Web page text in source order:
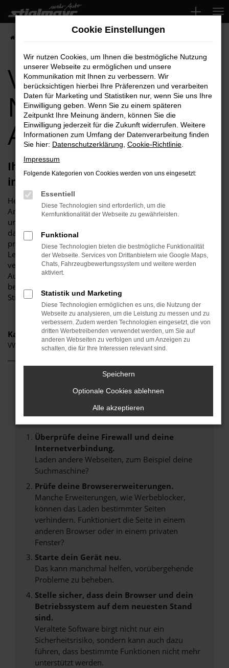
Zum
Hauptinhalt
springen
VW ID.3 für
Nürnberg Top-
Angebote
Ihren VW ID.3 für Nürnberg erhalten Sie
im Autohaus Stiglmayr
Herzlich willkommen bei Autohaus Stiglmayr – Ihre erste
Anlaufstelle für exzellente VW ID.3 Fahrzeuge für Nürnberg
und Umgebung! Unser renommiertes Autohaus ist stolz
darauf, Ihnen eine herausragende Auswahl an VW ID.3 zu
präsentieren, die höchste Standards in Sachen Qualität und
Leistung erfüllen. Wir sind seit Jahren Ihr
vertrauenswürdiger Partner, wenn es um erstklassige
Automobile geht. Erfahren Sie mehr über unsere
beeindruckende VW ID.3 Flotte und warum Autohaus
Stiglmayr die bevorzugte Adresse für VW ID.3 Liebhaber ist.
Kategorie
VW ID.3 Gebrauchtwagen Nürnberg
Fehler: Network Error
Beim Laden ist ein Fehler aufgetreten.
Hier sind ein paar Tipps, die dir helfen können:
Überprüfe deine Firewall und deine
Internetverbindung.
Laden andere Webseiten, zum Beispiel deine
Suchmaschine?
Prüfe deine Browsererweiterungen.
Manche Erweiterungen, wie Werbeblocker,
können das Laden bestimmter Seiten
verhindern. Funktioniert die Seite in einem
anderen Browser oder in einem privaten
Fenster?
Starte dein Gerät neu.
Das kann manchmal helfen, vorübergehende
Probleme zu beheben.
Stelle sicher, dass dein Browser und dein
Betriebssystem auf dem neuesten Stand
sind.
Veraltete Software birgt nicht nur ein
Sicherheitsrisiko, sondern kann auch dazu
führen, dass bestimmte Funktionen nicht mehr
unterstützt werden.
Cookie Einstellungen
Wir nutzen Cookies, um Ihnen die bestmögliche Nutzung
unserer Webseite zu ermöglichen und unsere
Kommunikation mit Ihnen zu verbessern. Wir
berücksichtigen hierbei Ihre Präferenzen und verarbeiten
Daten für Marketing und Statistiken nur, wenn Sie uns Ihre
Einwilligung geben. Wenn Sie zu einem späteren
Zeitpunkt Ihre Meinung ändern, können Sie die
Einwilligung jederzeit für die Zukunft widerrufen. Weitere
Informationen zum Umfang der Datenverarbeitung finden
Sie hier: Datenschutzerklärung Cookie-Richtlinie
Impressum
Folgende Kategorien von Cookies werden von uns eingesetzt:
Essentiell
Diese Technologien sind erforderlich, um die
Kernfunktionalität der Webseite zu gewährleisten.
Funktional
Diese Technologien bieten die bestmögliche Funktionalität
der Webseite. Services von Drittanbietern wie Google Maps,
Chats, Fahrzeugbewertungssystem und weitere werden
aktiviert.
Statistik und Marketing
Diese Technologien ermöglichen es uns, die Nutzung der
Webseite zu analysieren, um die Leistung zu messen und zu
verbessern. Zudem werden Technologien eingesetzt, die von
dritten Werbetreibenden verwendet werden, um Sie auf
anderen Webseiten zu verfolgen und um Anzeigen zu
schalten, die für Ihre Interessen relevant sind.
Speichern
Optionale Cookies ablehnen
Alle akzeptieren